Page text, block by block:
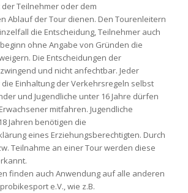
Teilnehmer oder dem
Ablauf der Tour dienen. Den Tourenleitern
die Entscheidung, Teilnehmer auch
ohne Angabe von Gründen die
Die Entscheidungen der
und nicht anfechtbar. Jeder
Einhaltung der Verkehrsregeln selbst
und Jugendliche unter 16 Jahre dürfen
mitfahren. Jugendliche
Jahren benötigen die
eines Erziehungsberechtigten. Durch
Teilnahme an einer Tour werden diese
finden auch Anwendung auf alle anderen
e.V., wie z.B.